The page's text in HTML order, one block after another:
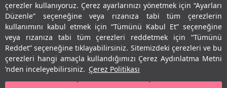
çerezler kullanıyoruz. Çerez ayarlarınızı yönetmek için “Ayarları
Düzenle” seçeneğine veya rızanıza tabi tüm çerezlerin
kullanımını kabul etmek için “Tümünü Kabul Et” seçeneğine
veya rızanıza tabi tüm çerezleri reddetmek için “Tümünü
Reddet” seçeneğine tıklayabilirsiniz. Sitemizdeki çerezleri ve bu
çerezleri hangi amaçla kullandığımızı Çerez Aydınlatma Metni
’nden inceleyebilirsiniz. Çerez Politikası
Uygulamalarımız